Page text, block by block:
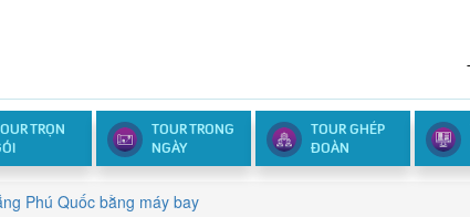
TRỌN
TOUR TRONG
NGÀY
TOUR GHÉP
ĐOÀN
Phú Quốc bằng máy bay